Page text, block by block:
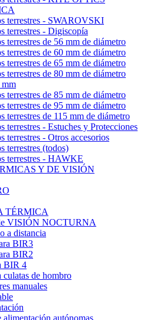
terrestres - SWAROVSKI
terrestres - Digiscopía
terrestres de 56 mm de diámetro
terrestres de 60 mm de diámetro
terrestres de 65 mm de diámetro
terrestres de 80 mm de diámetro
mm
terrestres de 85 mm de diámetro
terrestres de 95 mm de diámetro
terrestres de 115 mm de diámetro
terrestres - Estuches y Protecciones
terrestres - Otros accesorios
terrestres (todos)
terrestres - HAWKE
Y DE VISIÓN
TÉRMICA
VISIÓN NOCTURNA
a distancia
BIR3
BIR2
BIR 4
culatas de hombro
manuales
alimentación autónomas